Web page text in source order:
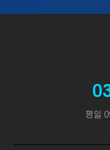
평일